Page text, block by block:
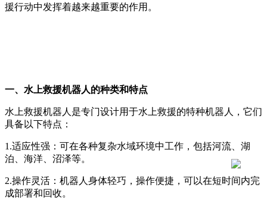
援行动中发挥着越来越重要的作用。
一、水上救援机器人的种类和特点
水上救援机器人是专门设计用于水上救援的特种机器人，它们
具备以下特点：
1.适应性强：可在各种复杂水域环境中工作，包括河流、湖
泊、海洋、沼泽等。
2.操作灵活：机器人身体轻巧，操作便捷，可以在短时间内完
成部署和回收。